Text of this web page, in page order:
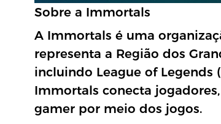
Sobre a Immortals
A Immortals é uma
representa a Região dos
incluindo League of Legends
Immortals conecta
gamer por meio dos jogos.